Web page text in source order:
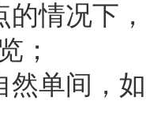
的情况下
；
然单间，